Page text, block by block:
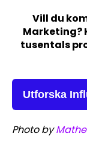
Vill du
Marketing?
tusentals
Utforska
Photo by